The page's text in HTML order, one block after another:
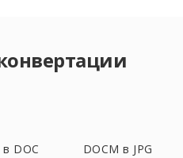
DOC DOCM в JPG